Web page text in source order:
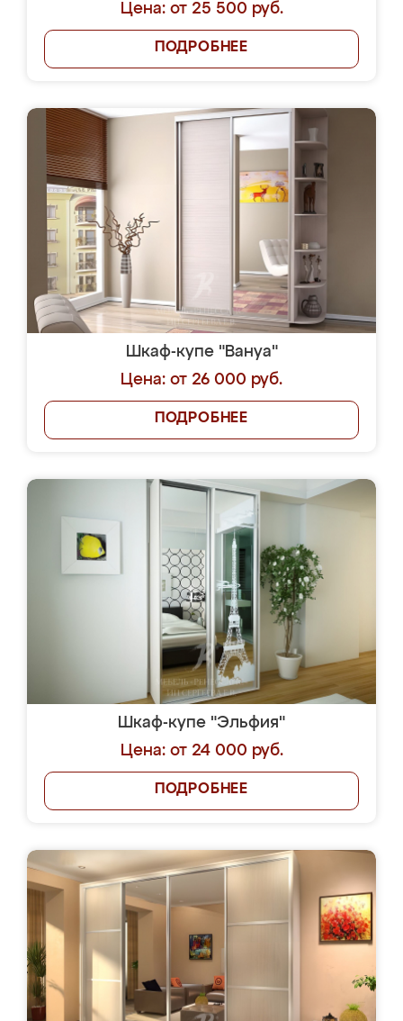
Цена: от 25 500 руб.
ПОДРОБНЕЕ
Шкаф-купе "Вануа"
Цена: от 26 000 руб.
ПОДРОБНЕЕ
Шкаф-купе "Эльфия"
Цена: от 24 000 руб.
ПОДРОБНЕЕ